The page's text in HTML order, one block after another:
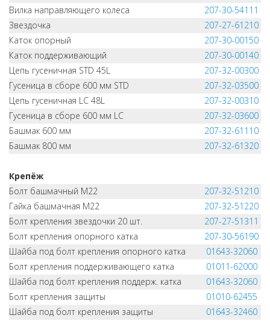
Вилка направляющего колеса
207-30-54111
Звездочка
207-27-61210
Каток опорный
207-30-00150
Каток поддерживающий
207-30-00140
Цепь гусеничная STD 45L
207-32-00300
Гусеница в сборе 600 мм STD
207-32-03500
Цепь гусеничная LC 48L
207-32-00310
Гусеница в сборе 600 мм LC
207-32-03600
Башмак 600 мм
207-32-61110
Башмак 800 мм
207-32-61320
Крепёж
Болт башмачный M22
207-32-51210
Гайка башмачная M22
207-32-51220
Болт крепления звездочки 20 шт.
207-27-51311
Болт крепления опорного катка
207-30-56190
Шайба под болт крепления опорного катка
01643-32060
Болт крепления поддерживающего катка
01011-62000
Шайба под болт крепления поддерж. катка
01643-32060
Болт крепления защиты
01010-62455
Шайба под болт крепления защиты
01643-32460